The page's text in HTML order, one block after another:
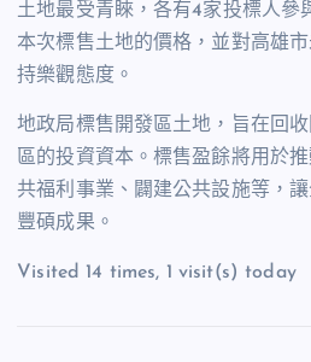
土地最受青睞，各有4家投標人參
本次標售土地的價格，並對高雄
持樂觀態度。
地政局標售開發區土地，旨在回
區的投資資本。標售盈餘將用於
共福利事業、闢建公共設施等，
豐碩成果。
Visited 14 times, 1 visit(s) today